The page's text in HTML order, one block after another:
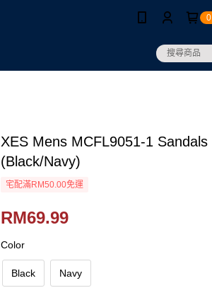
0
XES Mens MCFL9051-1 Sandals
(Black/Navy)
宅配滿RM50.00免運
RM69.99
Color
Black Navy